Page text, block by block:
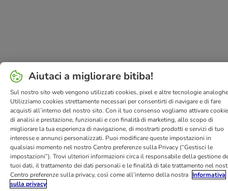
Aiutaci a migliorare bitiba!
Sul nostro sito web vengono utilizzati cookies, pixel e altre tecnologie
Utilizziamo cookies strettamente necessari per consentirti di navigare e di fare
acquisti all’interno del nostro sito. Con il tuo consenso vogliamo attivare
di analisi e prestazione, funzionali e con finalità di marketing, allo scopo di
migliorare la tua esperienza di navigazione, di mostrarti prodotti e servizi di tuo
interesse e annunci personalizzati. Puoi modificare queste impostazioni in
qualsiasi momento nel nostro Centro preferenze sulla Privacy (“Gestisci le
impostazioni”). Trovi ulteriori informazioni circa il responsabile della gestione
tuoi dati, il trattamento dei dati personali e le finalità di tale trattamento nel
Centro preferenze sulla privacy, così come all’interno della nostra Informativa
sulla privacy